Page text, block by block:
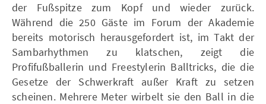
der Fußspitze zum Kopf und wieder zurück.
Während die 250 Gäste im Forum der Akademie
bereits motorisch herausgefordert ist, im Takt der
Sambarhythmen zu klatschen, zeigt die
Profifußballerin und Freestylerin Balltricks, die die
Gesetze der Schwerkraft außer Kraft zu setzen
scheinen. Mehrere Meter wirbelt sie den Ball in die